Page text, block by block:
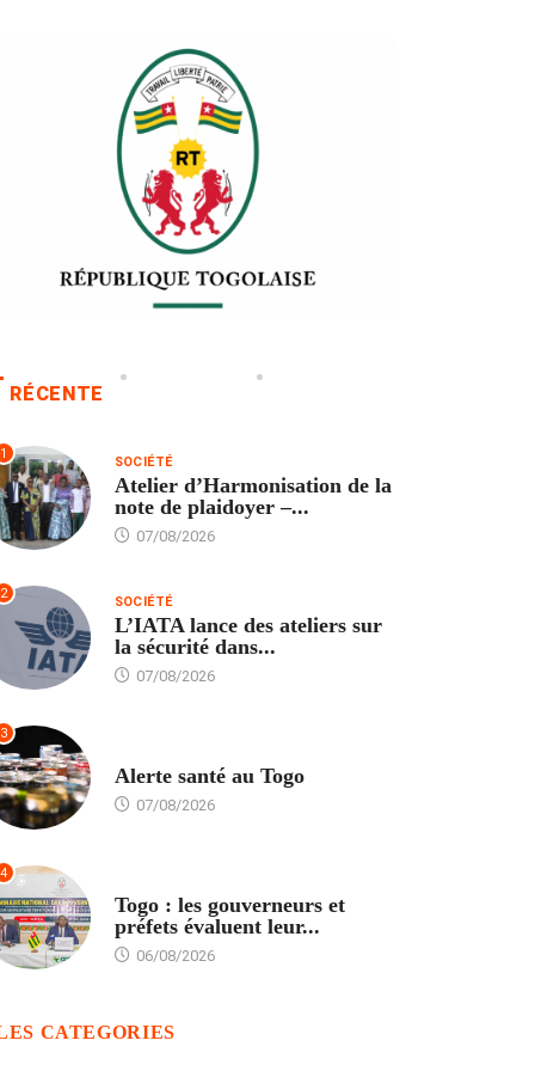
RÉCENTE
1 SOCIÉTÉ
Atelier d’Harmonisation de la
note de plaidoyer –...
07/08/2026
2 SOCIÉTÉ
L’IATA lance des ateliers sur
la sécurité dans...
07/08/2026
3
Alerte santé au Togo
07/08/2026
4
Togo : les gouverneurs et
préfets évaluent leur...
06/08/2026
CATEGORIES